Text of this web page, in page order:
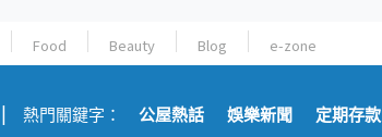
Food Beauty Blog e-zone
熱門關鍵字： 公屋熱話 娛樂新聞 定期存款